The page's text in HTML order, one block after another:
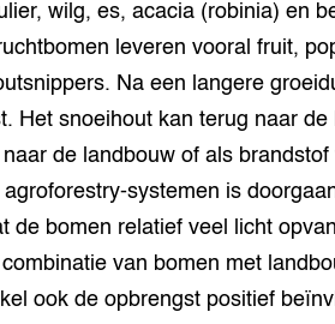
wilg, es, acacia (robinia) en
leveren vooral fruit,
Na een langere
Het snoeihout kan terug naar de
de landbouw of als
agroforestry-systemen is
de bomen relatief veel licht
van bomen met
ook de opbrengst positief